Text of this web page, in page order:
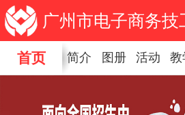
广州市电子商务技
首页 简介 图册 活动 教